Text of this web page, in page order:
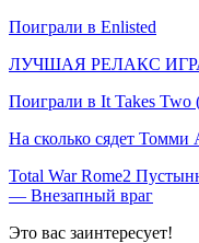
Поиграли в Enlisted
ЛУЧШАЯ РЕЛАКС
Поиграли в It Takes Two
На сколько сядет Томми
Total War Rome2
— Внезапный враг
Это вас заинтересует!